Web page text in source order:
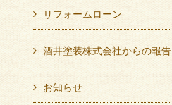
リフォームローン
酒井塗装株式会社からの報告
お知らせ